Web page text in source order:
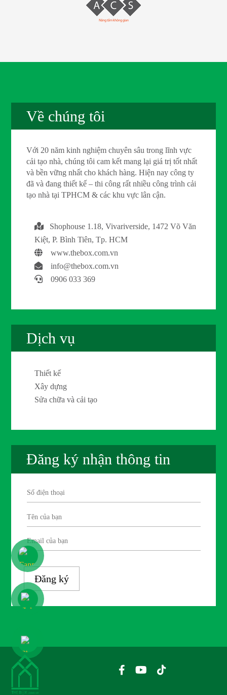
Về chúng tôi
Với 20 năm kinh nghiệm chuyên sâu trong lĩnh vực
cải tạo nhà, chúng tôi cam kết mang lại giá trị tốt nhất
và bền vững nhất cho khách hàng. Hiện nay công ty
đã và đang thiết kế – thi công rất nhiều công trình cải
tạo nhà tại TPHCM & các khu vực lân cận.
Shophouse 1.18, Vivariverside, 1472 Võ Văn
Kiệt, P. Bình Tiên, Tp. HCM
www.thebox.com.vn
info@thebox.com.vn
0906 033 369
Dịch vụ
Thiết kế
Xây dựng
Sửa chữa và cải tạo
Đăng ký nhận thông tin
Đăng ký